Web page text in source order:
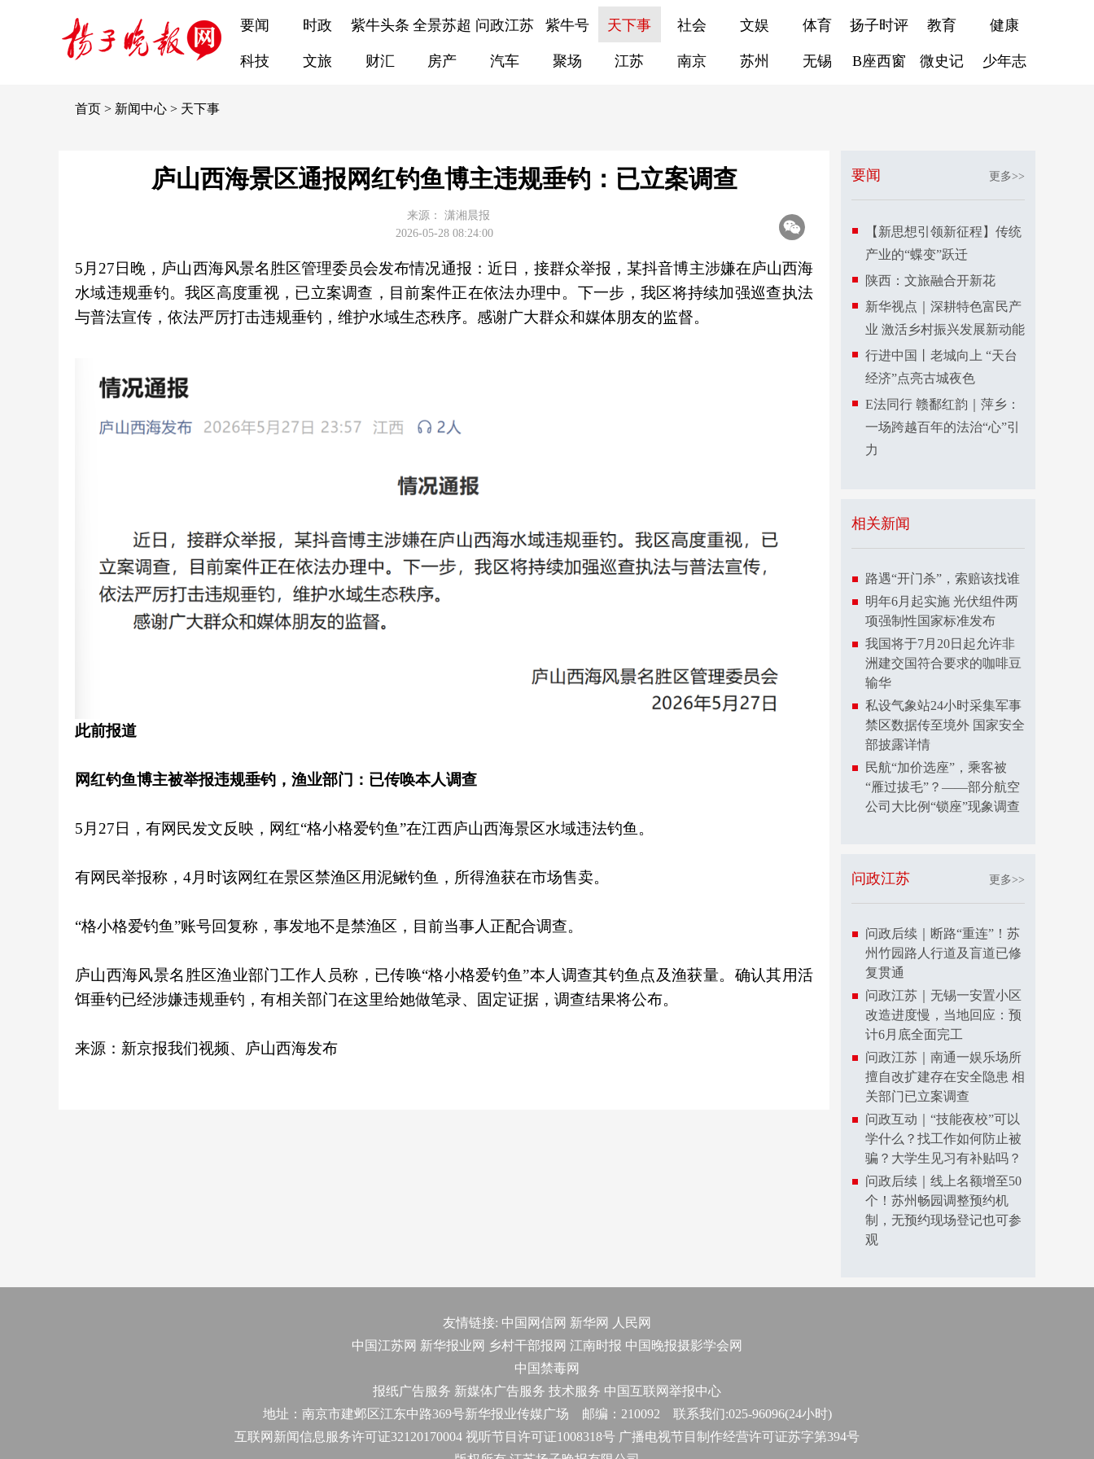
要闻 时政 紫牛头条 全景苏超 问政江苏 紫牛号 天下事 社会 文娱 体育 扬子时评 教育 健康
科技 文旅 财汇 房产 汽车 聚场 江苏 南京 苏州 无锡 B座西窗 微史记 少年志
首页 > 新闻中心 > 天下事
庐山西海景区通报网红钓鱼博主违规垂钓：已立案调查
来源：
潇湘晨报
2026-05-28 08:24:00
5月27日晚，庐山西海风景名胜区管理委员会发布情况通报：近日，接群众举报，某抖音博主涉嫌在庐山西海
水域违规垂钓。我区高度重视，已立案调查，目前案件正在依法办理中。下一步，我区将持续加强巡查执法
与普法宣传，依法严厉打击违规垂钓，维护水域生态秩序。感谢广大群众和媒体朋友的监督。
此前报道
网红钓鱼博主被举报违规垂钓，渔业部门：已传唤本人调查
5月27日，有网民发文反映，网红“格小格爱钓鱼”在江西庐山西海景区水域违法钓鱼。
有网民举报称，4月时该网红在景区禁渔区用泥鳅钓鱼，所得渔获在市场售卖。
“格小格爱钓鱼”账号回复称，事发地不是禁渔区，目前当事人正配合调查。
庐山西海风景名胜区渔业部门工作人员称，已传唤“格小格爱钓鱼”本人调查其钓鱼点及渔获量。确认其用活
饵垂钓已经涉嫌违规垂钓，有相关部门在这里给她做笔录、固定证据，调查结果将公布。
来源：新京报我们视频、庐山西海发布
要闻 更多>>
【新思想引领新征程】传统
产业的“蝶变”跃迁
陕西：文旅融合开新花
新华视点｜深耕特色富民产
业 激活乡村振兴发展新动能
行进中国丨老城向上 “天台
经济”点亮古城夜色
E法同行 赣鄱红韵｜萍乡：
一场跨越百年的法治“心”引
力
相关新闻
路遇“开门杀”，索赔该找谁
明年6月起实施 光伏组件两
项强制性国家标准发布
我国将于7月20日起允许非
洲建交国符合要求的咖啡豆
输华
私设气象站24小时采集军事
禁区数据传至境外 国家安全
部披露详情
民航“加价选座”，乘客被
“雁过拔毛”？——部分航空
公司大比例“锁座”现象调查
问政江苏 更多>>
问政后续｜断路“重连”！苏
州竹园路人行道及盲道已修
复贯通
问政江苏｜无锡一安置小区
改造进度慢，当地回应：预
计6月底全面完工
问政江苏｜南通一娱乐场所
擅自改扩建存在安全隐患 相
关部门已立案调查
问政互动｜“技能夜校”可以
学什么？找工作如何防止被
骗？大学生见习有补贴吗？
问政后续｜线上名额增至50
个！苏州畅园调整预约机
制，无预约现场登记也可参
观
友情链接: 中国网信网 新华网
人民网
中国江苏网 新华报业网 乡村干部报网 江南时报 中国晚报摄影学会网
中国禁毒网
报纸广告服务 新媒体广告服务 技术服务 中国互联网举报中心
地址：南京市建邺区江东中路369号新华报业传媒广场 邮编：210092 联系我们:025-96096(24小时)
互联网新闻信息服务许可证32120170004 视听节目许可证1008318号 广播电视节目制作经营许可证苏字第394号